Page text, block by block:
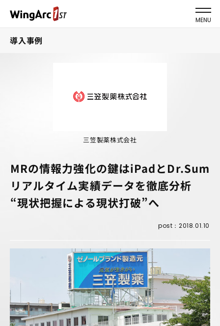
MENU
導入事例
三笠製薬株式会社
MRの情報力強化の鍵はiPadとDr.Sum
リアルタイム実績データを徹底分析
“現状把握による現状打破”へ
post：2018.01.10